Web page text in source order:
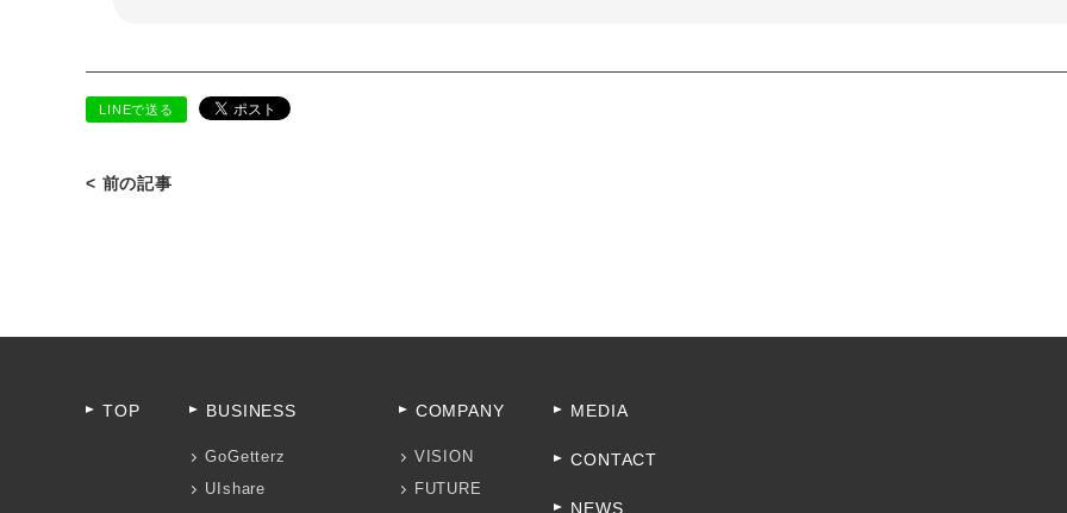
LINEで送る
< 前の記事
TOP BUSINESS
GoGetterz
UIshare
COMPANY
VISION
FUTURE
MEDIA
CONTACT
NEWS